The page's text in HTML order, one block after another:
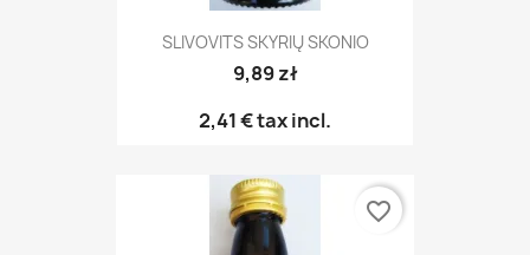
SLIVOVITS SKYRIŲ SKONIO
9,89 zł
2,41 €tax incl.
favorite_border